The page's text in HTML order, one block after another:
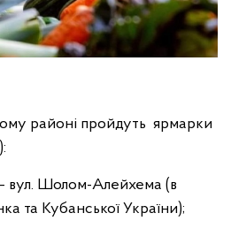
районі пройдуть ярмарки
– вул. Шолом-Алейхема (в
та Кубанської України);